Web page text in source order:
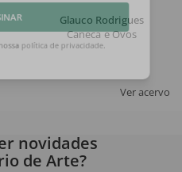
Glauco Rodrigues
Caneca e Ovos
Ver acervo
novidades
de Arte?